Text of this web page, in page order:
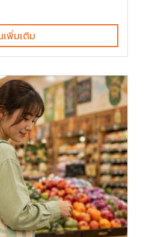
เพิ่มเติม